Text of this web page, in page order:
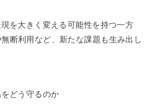
を大きく変える可能性を持つ一方
断利用など、新たな課題も生み出し
どう守るのか